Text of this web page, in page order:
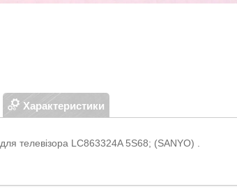
Характеристики
телевізора LC863324A 5S68; (SANYO) .